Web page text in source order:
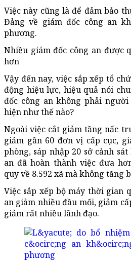
Việc này cũng là để đảm bảo
Đảng về giám đốc công an
phương.
Nhiều giám đốc công an được
hơn
Vậy đến nay, việc sắp xếp tổ
động hiệu lực, hiệu quả nói
đốc công an không phải
hiện như thế nào?
Ngoài việc cắt giảm tầng nấc
giảm gần 60 đơn vị cấp cục,
phòng, sáp nhập 20 sở cảnh sát
an đã hoàn thành việc đưa
quy về 8.592 xã mà không tăng
Việc sắp xếp bộ máy thời gian
an giảm nhiều đầu mối, giảm
giảm rất nhiều lãnh đạo.